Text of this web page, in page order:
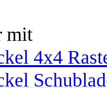
mit
4x4